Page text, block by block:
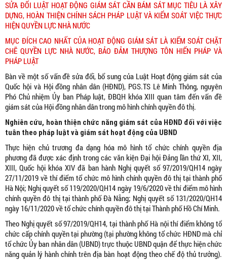
SỬA ĐỔI LUẬT HOẠT ĐỘNG GIÁM SÁT CẦN BÁM SÁT MỤC TIÊU LÀ XÂY
DỰNG, HOÀN THIỆN CHÍNH SÁCH PHÁP LUẬT VÀ KIỂM SOÁT VIỆC THỰC
HIỆN QUYỀN LỰC NHÀ NƯỚC
MỤC ĐÍCH CAO NHẤT CỦA HOẠT ĐỘNG GIÁM SÁT LÀ KIỂM SOÁT CHẶT
CHẼ QUYỀN LỰC NHÀ NƯỚC, BẢO ĐẢM THƯỢNG TÔN HIẾN PHÁP VÀ
PHÁP LUẬT
Bàn về một số vấn đề sửa đổi, bổ sung của Luật Hoạt động giám sát của
Quốc hội và Hội đồng nhân dân (HĐND), PGS.TS Lê Minh Thông, nguyên
Phó Chủ nhiệm Ủy ban Pháp luật, ĐBQH khóa XIII quan tâm đến vấn đề
giám sát của Hội đồng nhân dân trong mô hình chính quyền đô thị.
Nghiên cứu, hoàn thiện chức năng giám sát của HĐND đối với việc
tuân theo pháp luật và giám sát hoạt động của UBND
Thực hiện chủ trương đa dạng hóa mô hình tổ chức chính quyền địa
phương đã được xác định trong các văn kiện Đại hội Đảng lần thứ XI, XII,
XIII, Quốc hội khóa XIV đã ban hành Nghị quyết số 97/2019/QH14 ngày
27/11/2019 về thí điểm tổ chức mô hình chính quyền đô thị tại thành phố
Hà Nội; Nghị quyết số 119/2020/QH14 ngày 19/6/2020 về thí điểm mô hình
chính quyền đô thị tại thành phố Đà Nẵng; Nghị quyết số 131/2020/QH14
ngày 16/11/2020 về tổ chức chính quyền đô thị tại Thành phố Hồ Chí Minh.
Theo Nghị quyết số 97/2019/QH14, tại thành phố Hà nội thí điểm không tổ
chức cấp chính quyền tại phường (tại phường không tổ chức HĐND mà chỉ
tổ chức Ủy ban nhân dân (UBND) trực thuộc UBND quận để thực hiện chức
năng quản lý hành chính trên địa bàn hoạt động theo chế độ thủ trưởng).